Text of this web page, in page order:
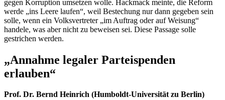
gegen Korruption umsetzen wolle. Hackmack meinte, die Reform
werde „ins Leere laufen“, weil Bestechung nur dann gegeben sein
solle, wenn ein Volksvertreter „im Auftrag oder auf Weisung“
handele, was aber nicht zu beweisen sei. Diese Passage solle
gestrichen werden.
„Annahme legaler Parteispenden
erlauben“
Prof. Dr. Bernd Heinrich (Humboldt-Universität zu Berlin)